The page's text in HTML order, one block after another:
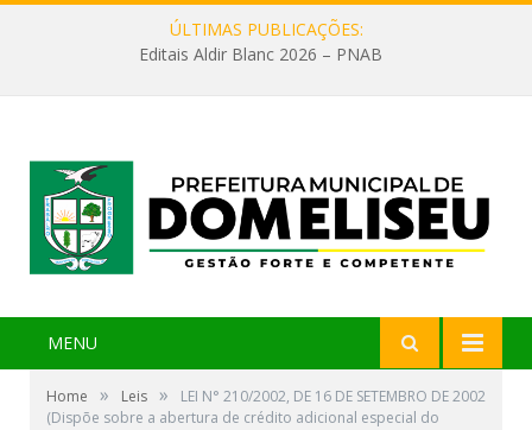
ÚLTIMAS PUBLICAÇÕES:
Editais Aldir Blanc 2026 – PNAB
MENU
Home » Leis »
LEI N° 210/2002, DE 16 DE SETEMBRO DE 2002
(Dispõe sobre a abertura de crédito adicional especial do